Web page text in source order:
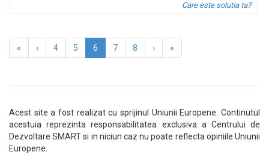
Care este solutia ta?
« ‹ 4 5 6 7 8 › »
Acest site a fost realizat cu sprijinul Uniunii Europene. Continutul
acestuia reprezinta responsabilitatea exclusiva a Centrului de
Dezvoltare SMART si in niciun caz nu poate reflecta opiniile Uniunii
Europene.